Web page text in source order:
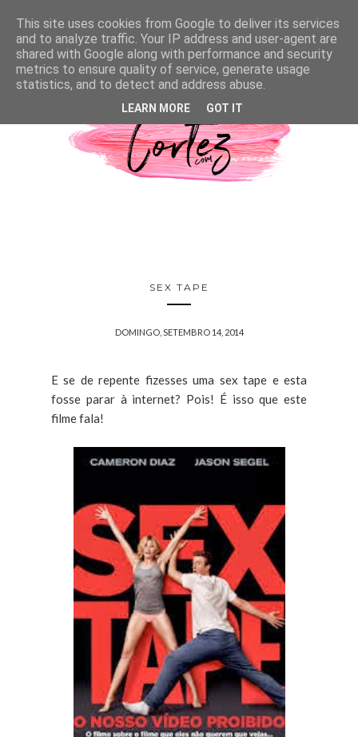
SEX TAPE
DOMINGO, SETEMBRO 14, 2014
E se de repente fizesses uma sex tape e esta
fosse parar à internet? Pois! É isso que este
filme fala!
This site uses cookies from Google to deliver its services
and to analyze traffic. Your IP address and user-agent are
shared with Google along with performance and security
metrics to ensure quality of service, generate usage
statistics, and to detect and address abuse.
LEARN MORE GOT IT